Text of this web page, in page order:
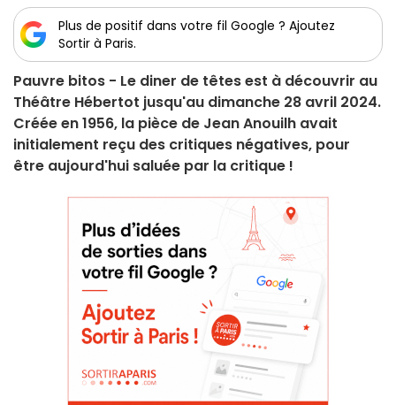
Plus de positif dans votre fil Google ? Ajoutez
Sortir à Paris.
Pauvre bitos - Le diner de têtes est à découvrir au
Théâtre Hébertot jusqu'au dimanche 28 avril 2024.
Créée en 1956, la pièce de Jean Anouilh avait
initialement reçu des critiques négatives, pour
être aujourd'hui saluée par la critique !